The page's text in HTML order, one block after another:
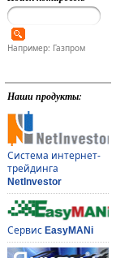
Например: Газпром
Наши продукты:
Система интернет-
трейдинга
NetInvestor
Сервис EasyMANi